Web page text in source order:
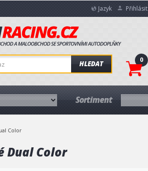
Jazyk Přihlásit
HLEDAT 0
Sortiment
Color
Dual Color